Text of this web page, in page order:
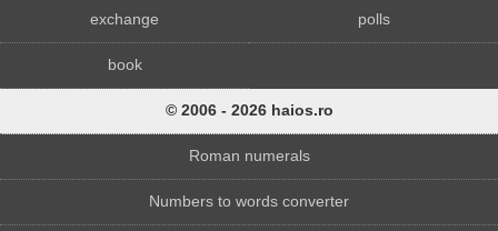
exchange polls
book
© 2006 - 2026 haios.ro
Roman numerals
Numbers to words converter